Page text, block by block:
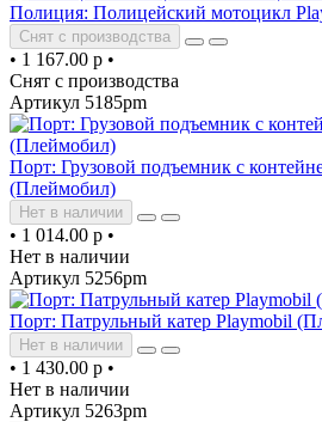
Полиция: Полицейский мотоцикл
Снят с производства
• 1 167.00 р •
Снят с производства
Артикул 5185pm
Порт: Грузовой подъемник с
(Плеймобил)
Нет в наличии
• 1 014.00 р •
Нет в наличии
Артикул 5256pm
Порт: Патрульный катер Playmobil
Нет в наличии
• 1 430.00 р •
Нет в наличии
Артикул 5263pm